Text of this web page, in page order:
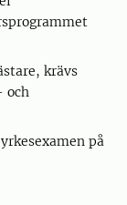
krävs
och
på